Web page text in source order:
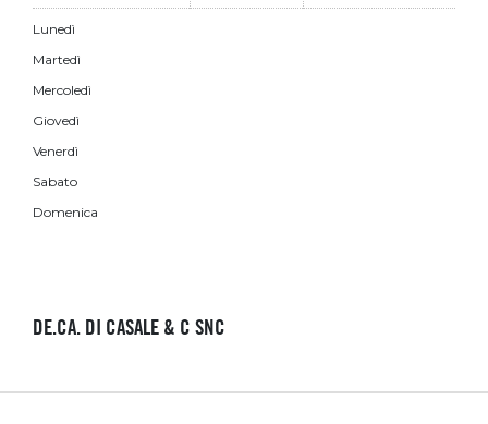
Lunedì
Martedì
Mercoledì
Giovedì
Venerdì
Sabato
Domenica
DE.CA. DI CASALE & C SNC